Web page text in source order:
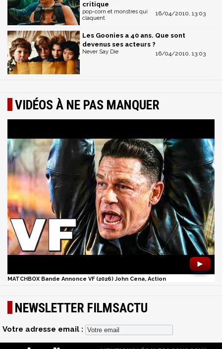
critique
16/04/2010, 13:03
pop-corn et monstres qui
claquent
Les Goonies a 40 ans. Que sont
devenus ses acteurs ?
16/04/2010, 13:03
Never Say Die
VIDÉOS À NE PAS MANQUER
►
MATCHBOX Bande Annonce VF (2026) John Cena, Action
NEWSLETTER FILMSACTU
Votre adresse email :